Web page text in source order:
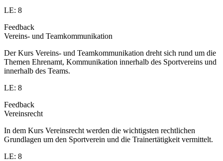
LE: 8
Feedback
Vereins- und Teamkommunikation
Der Kurs Vereins- und Teamkommunikation dreht sich rund um die
Themen Ehrenamt, Kommunikation innerhalb des Sportvereins und
innerhalb des Teams.
LE: 8
Feedback
Vereinsrecht
In dem Kurs Vereinsrecht werden die wichtigsten rechtlichen
Grundlagen um den Sportverein und die Trainertätigkeit vermittelt.
LE: 8